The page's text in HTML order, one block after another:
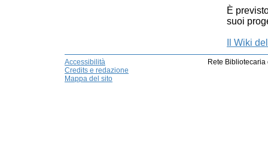
È
suoi
Il Wiki
Accessibilità
Credits e redazione
Mappa del sito
Rete